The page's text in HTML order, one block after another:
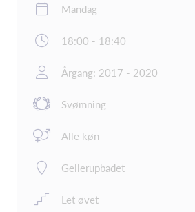
Mandag
18:00 - 18:40
Årgang: 2017 - 2020
Svømning
Alle køn
Gellerupbadet
Let øvet